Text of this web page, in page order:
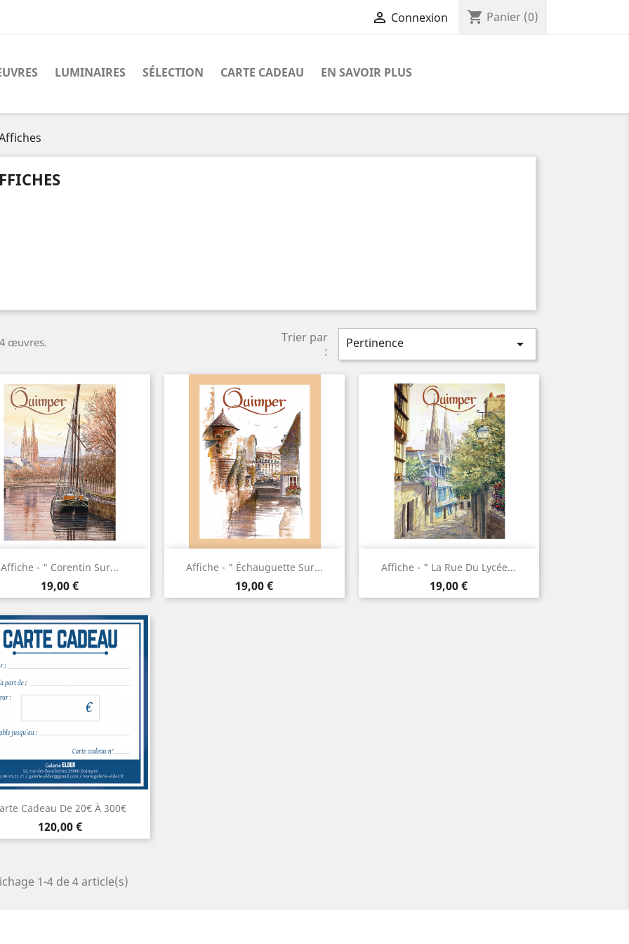
 Connexion shopping_cart Panier (0)
LUMINAIRES SÉLECTION CARTE CADEAU EN SAVOIR PLUS
œuvres.
Trier par
:
Pertinence 
Affiche - " Corentin Sur...
Prix
19,00 €
Aperçu rapide Affiche - " Échauguette Sur...
Prix
19,00 €
 Aperçu rapide Affiche - " La Rue Du Lycée...
Prix
19,00 €
 Aperçu rapide
Cadeau De 20€ À 300€
Prix
120,00 €
Aperçu rapide
1-4 de 4 article(s)